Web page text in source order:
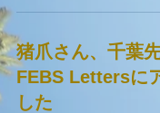
research has
understanding
猪爪さん、千葉
FEBS Lettersに
した